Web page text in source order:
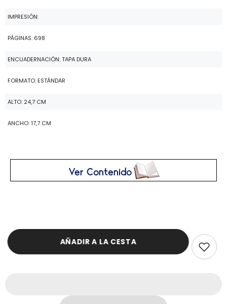
IMPRESIÓN:
PÁGINAS: 698
ENCUADERNACIÓN: TAPA DURA
FORMATO: ESTÁNDAR
ALTO: 24,7 CM
ANCHO: 17,7 CM
AÑADIR A LA CESTA